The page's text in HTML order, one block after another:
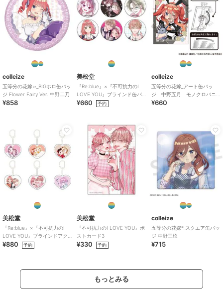
colleize
五等分の花嫁∽_BIGホロ缶バッ
ジ Flower Fairy Ver. 中野二乃
¥858
美松堂
『Re:blue』×『不可抗力のI
LOVE YOU』ブラインド缶バ
ッジ（全6種）
¥660 予約
colleize
五等分の花嫁_アート缶バッ
ジ 中野五月 モノクロバニ
ードレス
¥660
美松堂
『Re:blue』×『不可抗力のI
LOVE YOU』ブラインドアク
リルキーホルダー（全6種）
¥880 予約
美松堂
『不可抗力のI LOVE YOU』ポ
ストカード3
¥330 予約
colleize
五等分の花嫁*_スクエア缶バッ
ジ 中野三玖
¥715
もっとみる